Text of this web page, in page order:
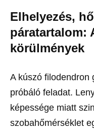
Elhelyezés,
páratartalom:
körülmények
A kúszó filodendron
próbáló feladat.
képessége miatt
szobahőmérséklet